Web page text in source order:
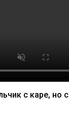
с каре, но с